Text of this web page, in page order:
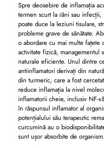
Spre deosebire de inflamația
termen scurt la răni sau
poate duce la leziuni tisulare,
probleme grave de sănătate.
o abordare cu mai multe
activitate fizică, managementul
naturale eficiente. Unul dintre
antiinflamatori derivați din
din turmeric, care a fost
reduce inflamația la nivel
inflamatorii cheie, inclusiv NF-
în răspunsul inflamator al
potențialului său terapeutic
curcumină au o
sunt ușor absorbite de organism.